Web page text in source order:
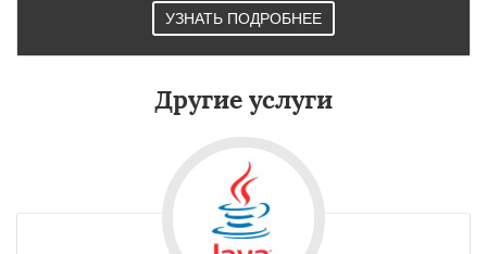
УЗНАТЬ ПОДРОБНЕЕ
Другие услуги